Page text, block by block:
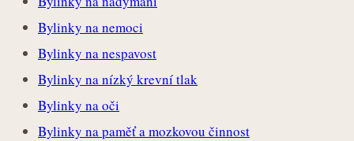
Bylinky na nemoci
Bylinky na nespavost
Bylinky na nízký krevní tlak
Bylinky na oči
Bylinky na paměť a mozkovou činnost